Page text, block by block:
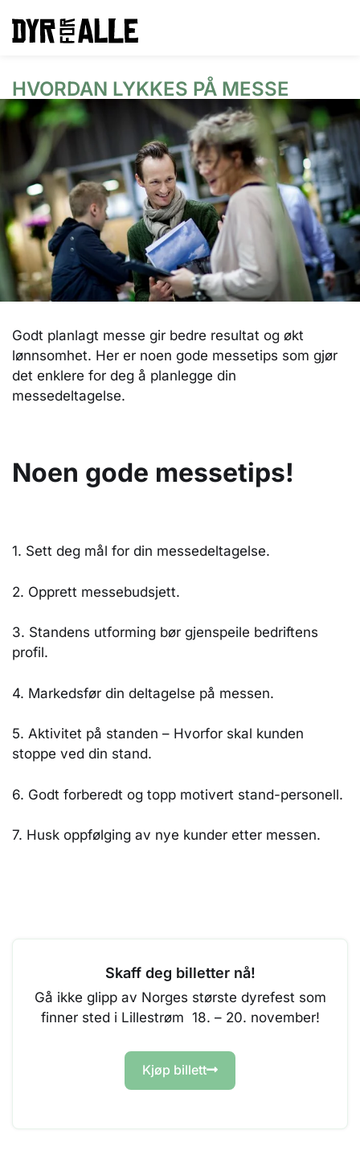
HVORDAN LYKKES PÅ MESSE
Godt planlagt messe gir bedre resultat og økt
lønnsomhet. Her er noen gode messetips som gjør
det enklere for deg å planlegge din
messedeltagelse.
Noen gode messetips!
1. Sett deg mål for din messedeltagelse.
2. Opprett messebudsjett.
3. Standens utforming bør gjenspeile bedriftens
profil.
4. Markedsfør din deltagelse på messen.
5. Aktivitet på standen – Hvorfor skal kunden
stoppe ved din stand.
6. Godt forberedt og topp motivert stand-personell.
7. Husk oppfølging av nye kunder etter messen.
Skaff deg billetter nå!
Gå ikke glipp av Norges største dyrefest som
finner sted i Lillestrøm 18. – 20. november!
Kjøp billett